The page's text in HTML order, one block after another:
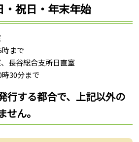
・祝日・年末年始
まで
長谷総合支所日直室
30分まで
行する都合で、上記以外の
ん。